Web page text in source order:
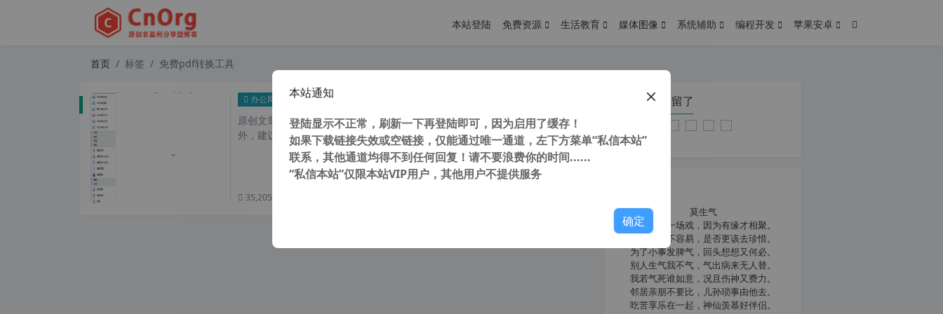
本站登陆 免费资源 生活教育 媒体图像 系统辅助 编程开发 苹果安卓
首页 标签 免费pdf转换工具
办公网络 最简单PDF转换工具 PDF Shaper Professional v13.8 x86/x64中文破解版 PDF阅读器
原创文章，转载请注明： 转载自 cnorg.12hp.de 注意： 由于网站空间位于国
外，建议避开晚上的访问高...
35,205 次浏览
您在本页停留了
莫生气
人生就像一场戏，因为有缘才相聚。
相扶到老不容易，是否更该去珍惜。
为了小事发脾气，回头想想又何必。
别人生气我不气，气出病来无人替。
我若气死谁如意，况且伤神又费力。
邻居亲朋不要比，儿孙琐事由他去。
吃苦享乐在一起，神仙羡慕好伴侣。
本站通知
登陆显示不正常，刷新一下再登陆即可，因为启用了缓存！
如果下载链接失效或空链接，仅能通过唯一通道，左下方菜单“私信本站”
联系，其他通道均得不到任何回复！请不要浪费你的时间......
“私信本站”仅限本站VIP用户，其他用户不提供服务
确定